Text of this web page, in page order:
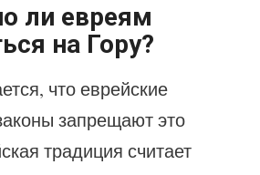
ли евреям
на Гору?
что еврейские
запрещают это
традиция считает